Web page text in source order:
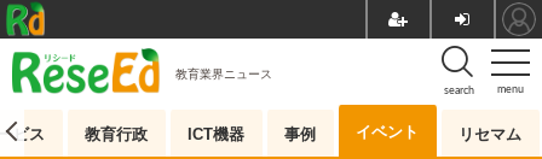
menu
search
教育業界ニュース
ビス 教育行政 ICT機器 事例 イベント リセマム